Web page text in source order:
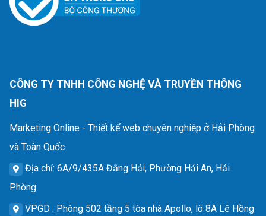
CÔNG TY TNHH CÔNG NGHỆ VÀ TRUYỀN THÔNG
HIG
Marketing Online - Thiết kế web chuyên nghiệp ở Hải Phòng
và Toàn Quốc
Địa chỉ: 6A/9/435A Đằng Hải, Phường Hải An, Hải
Phòng
VPGD : Phòng 502 tầng 5 tòa nhà Apollo, lô 8A Lê Hồng